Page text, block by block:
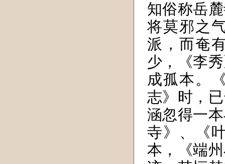
知俗称岳
将莫邪之
派，而奄
少，《李
成孤本。
志》时，
涵忽得一
寺》、《
本，《端